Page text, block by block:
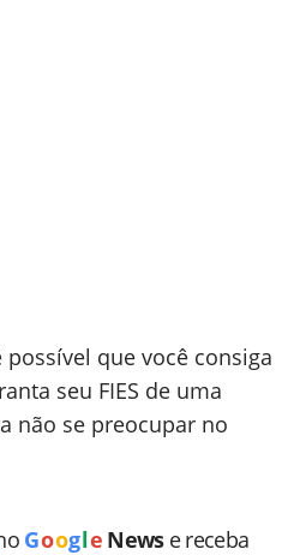
possível que você consiga
seu FIES de uma
não se preocupar no
Goog le News e receba